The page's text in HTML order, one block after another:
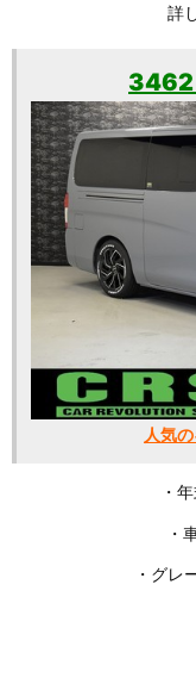
詳
3462
人気
・
・
・グレ